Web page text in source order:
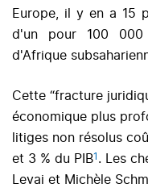
Europe, il y en a 15
d'un pour 100 000
d'Afrique
Cette “fracture
économique plus
litiges non résolus
et 3 % du PIB1 . Les
Levai et Michèle